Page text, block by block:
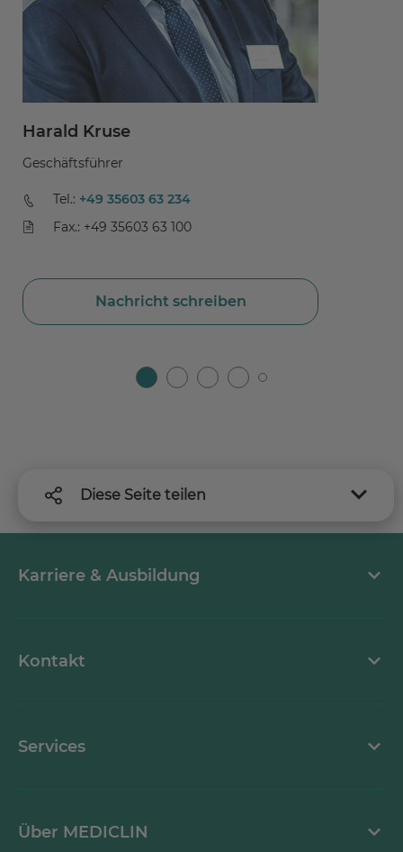
Harald Kruse
Geschäftsführer
Tel.: +49 35603 63 234
Fax.: +49 35603 63 100
Nachricht schreiben
Diese Seite teilen
Karriere & Ausbildung
Kontakt
Services
Über MEDICLIN